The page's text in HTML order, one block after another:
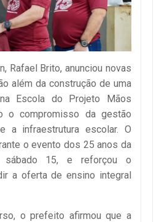
Rafael Brito, anunciou novas
além da construção de uma
Escola do Projeto Mãos
o compromisso da gestão
a infraestrutura escolar. O
o evento dos 25 anos da
sábado 15, e reforçou o
a oferta de ensino integral
o prefeito afirmou que a